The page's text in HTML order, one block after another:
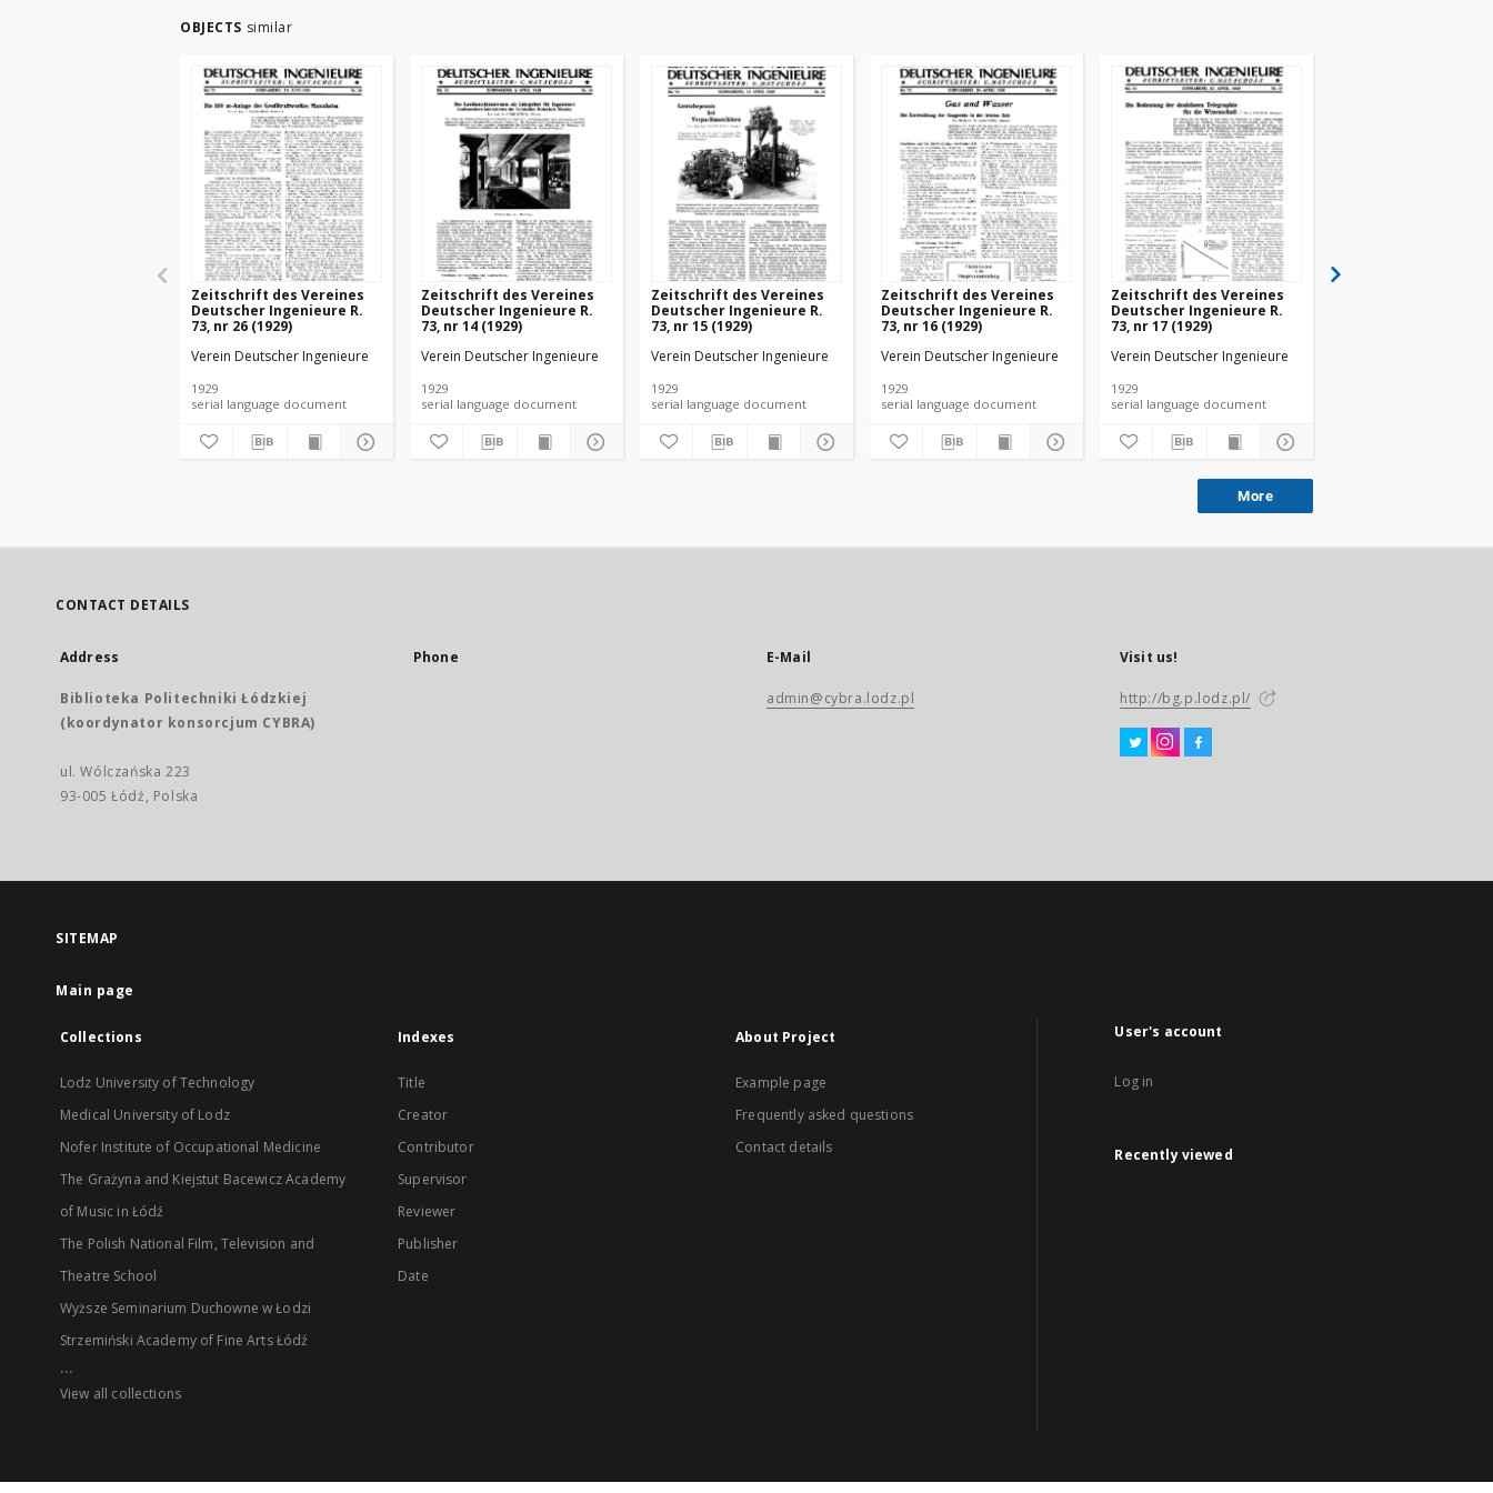
OBJECTS similar
Zeitschrift des Vereines
Deutscher Ingenieure R.
73, nr 26 (1929)
Verein Deutscher Ingenieure
1929
serial language document
Zeitschrift des Vereines
Deutscher Ingenieure R.
73, nr 14 (1929)
Verein Deutscher Ingenieure
1929
serial language document
Zeitschrift des Vereines
Deutscher Ingenieure R.
73, nr 15 (1929)
Verein Deutscher Ingenieure
1929
serial language document
Zeitschrift des Vereines
Deutscher Ingenieure R.
73, nr 16 (1929)
Verein Deutscher Ingenieure
1929
serial language document
Zeitschrift des Vereines
Deutscher Ingenieure R.
73, nr 17 (1929)
Verein Deutscher Ingenieure
1929
serial language document
More
CONTACT DETAILS
Address
Biblioteka Politechniki Łódzkiej
(koordynator konsorcjum CYBRA)
ul. Wólczańska 223
93-005 Łódź, Polska
Phone E-Mail
admin@cybra.lodz.pl
Visit us!
http://bg.p.lodz.pl/
SITEMAP
Main page
Collections
Lodz University of Technology
Medical University of Lodz
Nofer Institute of Occupational Medicine
The Grażyna and Kiejstut Bacewicz Academy
of Music in Łódź
The Polish National Film, Television and
Theatre School
Wyższe Seminarium Duchowne w Łodzi
Strzemiński Academy of Fine Arts Łódź
...
View all collections
Indexes
Title
Creator
Contributor
Supervisor
Reviewer
Publisher
Date
About Project
Example page
Frequently asked questions
Contact details
User's account
Log in
Recently viewed